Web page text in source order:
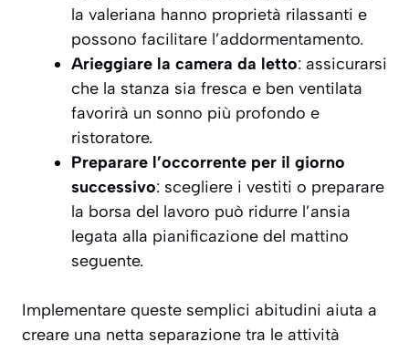
la valeriana hanno proprietà rilassanti e
possono facilitare l’addormentamento.
Arieggiare la camera da letto: assicurarsi
che la stanza sia fresca e ben ventilata
favorirà un sonno più profondo e
ristoratore.
Preparare l’occorrente per il giorno
successivo: scegliere i vestiti o preparare
la borsa del lavoro può ridurre l’ansia
legata alla pianificazione del mattino
seguente.
Implementare queste semplici abitudini aiuta a
creare una netta separazione tra le attività